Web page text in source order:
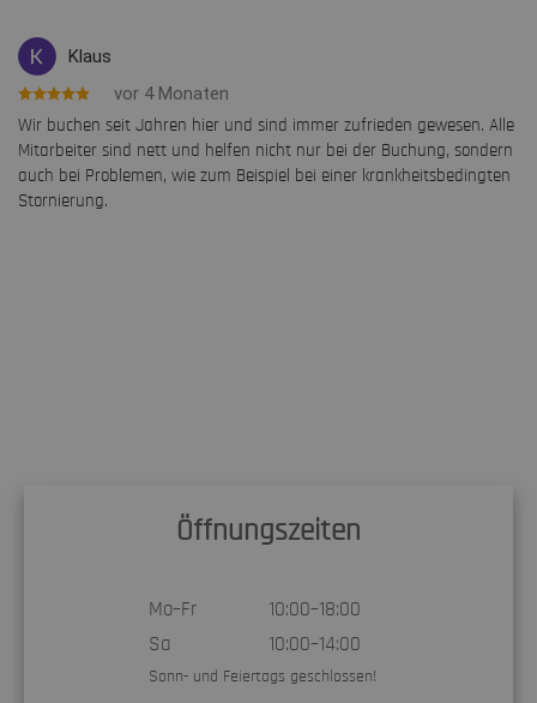
Klaus
vor 4 Monaten
Wir buchen seit Jahren hier und sind immer zufrieden gewesen. Alle
Mitarbeiter sind nett und helfen nicht nur bei der Buchung, sondern
auch bei Problemen, wie zum Beispiel bei einer krankheitsbedingten
Stornierung.
Öffnungszeiten
Mo–Fr
10:00–18:00
Sa
10:00–14:00
Sonn- und Feiertags geschlossen!